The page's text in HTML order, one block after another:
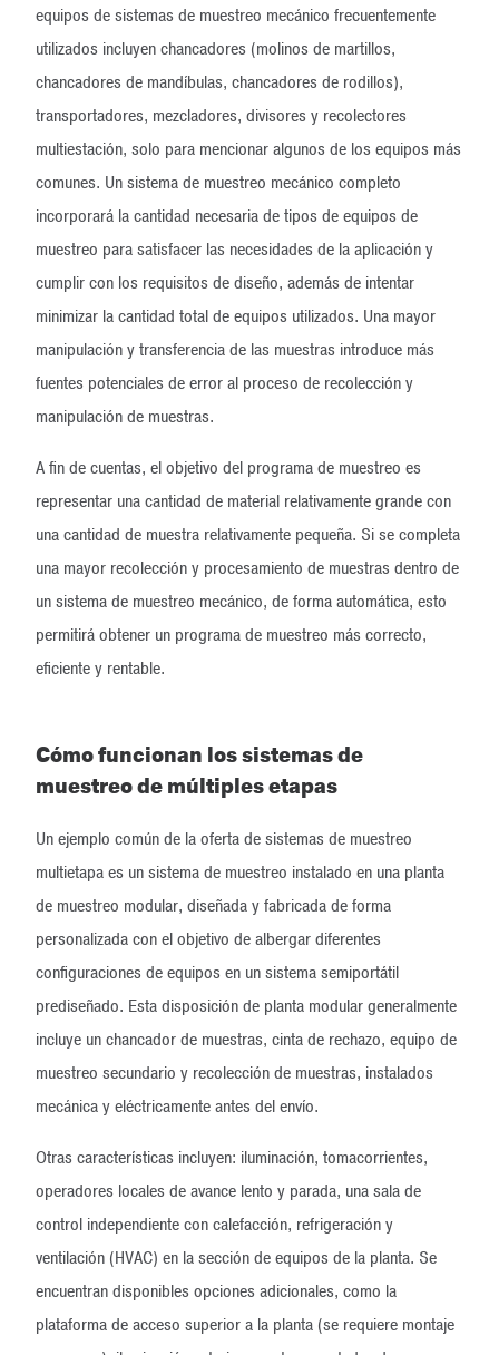
equipos de sistemas de muestreo mecánico frecuentemente
utilizados incluyen chancadores (molinos de martillos,
chancadores de mandíbulas, chancadores de rodillos),
transportadores, mezcladores, divisores y recolectores
multiestación, solo para mencionar algunos de los equipos más
comunes. Un sistema de muestreo mecánico completo
incorporará la cantidad necesaria de tipos de equipos de
muestreo para satisfacer las necesidades de la aplicación y
cumplir con los requisitos de diseño, además de intentar
minimizar la cantidad total de equipos utilizados. Una mayor
manipulación y transferencia de las muestras introduce más
fuentes potenciales de error al proceso de recolección y
manipulación de muestras.
A fin de cuentas, el objetivo del programa de muestreo es
representar una cantidad de material relativamente grande con
una cantidad de muestra relativamente pequeña. Si se completa
una mayor recolección y procesamiento de muestras dentro de
un sistema de muestreo mecánico, de forma automática, esto
permitirá obtener un programa de muestreo más correcto,
eficiente y rentable.
Cómo funcionan los sistemas de
muestreo de múltiples etapas
Un ejemplo común de la oferta de sistemas de muestreo
multietapa es un sistema de muestreo instalado en una planta
de muestreo modular, diseñada y fabricada de forma
personalizada con el objetivo de albergar diferentes
configuraciones de equipos en un sistema semiportátil
prediseñado. Esta disposición de planta modular generalmente
incluye un chancador de muestras, cinta de rechazo, equipo de
muestreo secundario y recolección de muestras, instalados
mecánica y eléctricamente antes del envío.
Otras características incluyen: iluminación, tomacorrientes,
operadores locales de avance lento y parada, una sala de
control independiente con calefacción, refrigeración y
ventilación (HVAC) en la sección de equipos de la planta. Se
encuentran disponibles opciones adicionales, como la
plataforma de acceso superior a la planta (se requiere montaje